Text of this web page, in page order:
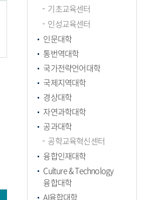
기초교육센터
인성교육센터
인문대학
통번역대학
국가전략언어대학
국제지역대학
경상대학
자연과학대학
공과대학
공학교육혁신센터
융합인재대학
Culture & Technology
융합대학
AI융합대학